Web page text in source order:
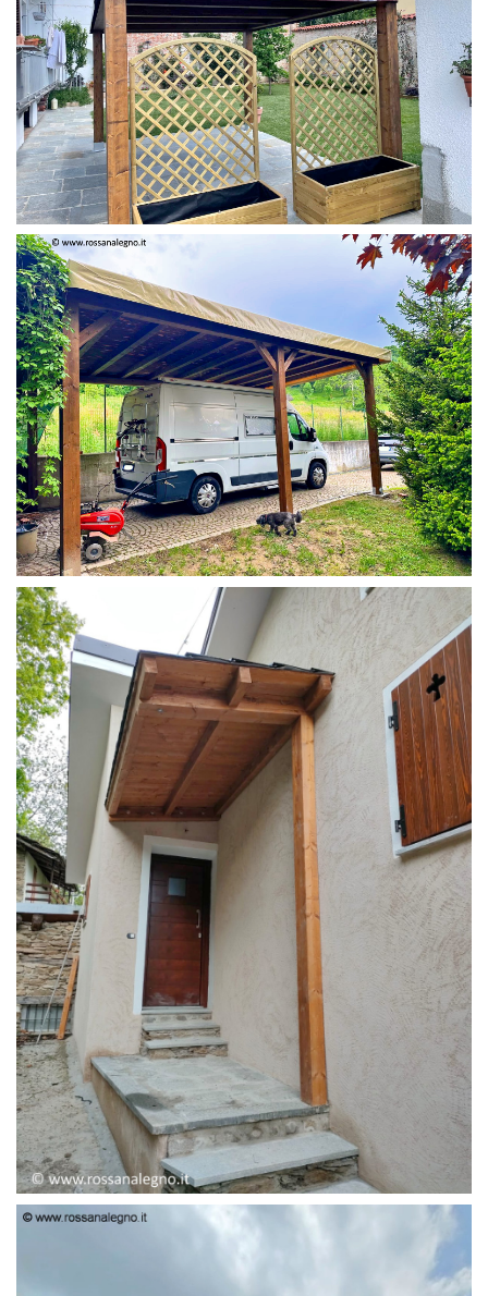
PERGOLA 4 X 3 COLOR MIRTO
COPERTURA CAMPER
PENSILINA ENTRATA